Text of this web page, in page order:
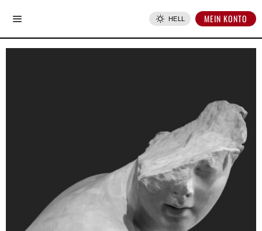
HELL MEIN KONTO